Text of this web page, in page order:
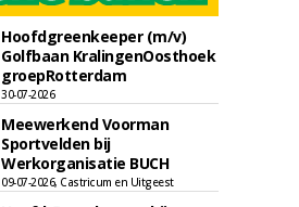
Hoofdgreenkeeper (m/v)
Golfbaan KralingenOosthoek
groepRotterdam
30-07-2026
Meewerkend Voorman
Sportvelden bij
Werkorganisatie BUCH
09-07-2026, Castricum en Uitgeest